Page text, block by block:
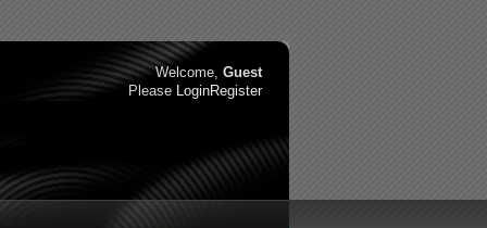
Welcome, Guest
Please LoginRegister